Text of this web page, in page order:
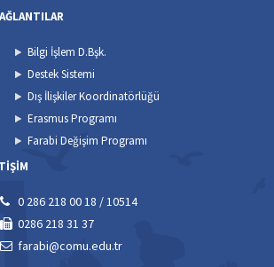
Bilgi İşlem D.Bşk.
Destek Sistemi
Dış İlişkiler Koordinatörlüğü
Erasmus Programı
Farabi Değişim Programı
0 286 218 00 18 / 10514
0286 218 31 37
farabi@comu.edu.tr